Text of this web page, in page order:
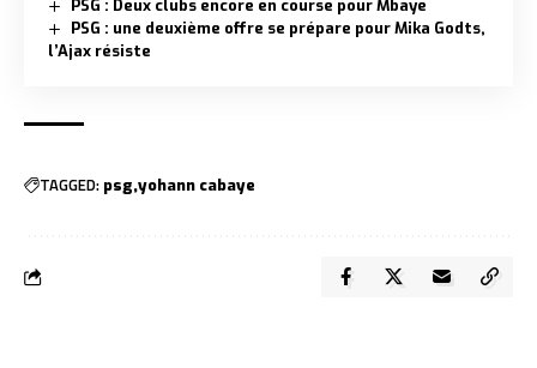
PSG : Deux clubs encore en course pour Mbaye
PSG : une deuxième offre se prépare pour Mika Godts,
l’Ajax résiste
TAGGED: psg yohann cabaye